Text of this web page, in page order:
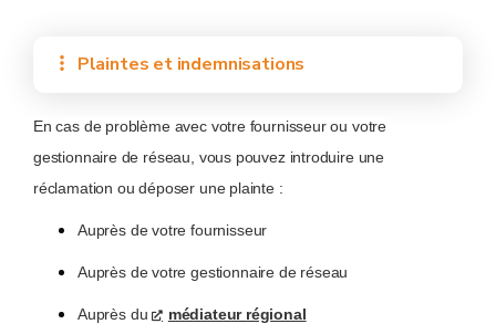
Plaintes et indemnisations
En cas de problème avec votre fournisseur ou votre
gestionnaire de réseau, vous pouvez introduire une
réclamation ou déposer une plainte :
Auprès de votre fournisseur
Auprès de votre gestionnaire de réseau
Auprès du médiateur régional